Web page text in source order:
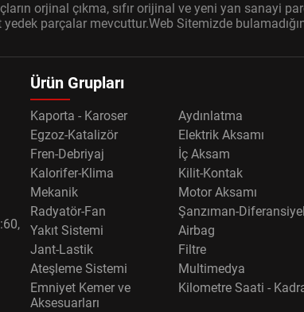
orjinal çıkma, sıfır orijinal ve yeni yan sanayi
parçalar mevcuttur.Web Sitemizde
Ürün Grupları
Kaporta - Karoser
Aydınlatma
Egzoz-Katalizör
Elektrik Aksamı
Fren-Debriyaj
İç Aksam
Kalorifer-Klima
Kilit-Kontak
Mekanik
Motor Aksamı
Radyatör-Fan
Şanzıman-Diferansiyel
Yakıt Sistemi
Airbag
Jant-Lastik
Filtre
Ateşleme Sistemi
Multimedya
Emniyet Kemer ve
Aksesuarları
Kilometre Saati -